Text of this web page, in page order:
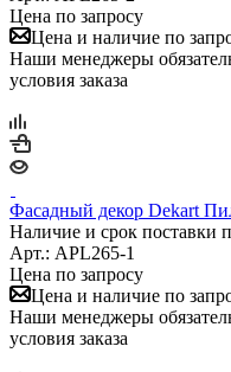
Цена по запросу
Цена и наличие по
Наши менеджеры
условия заказа
Фасадный декор Dekart
Наличие и срок поставки
Арт.: APL265-1
Цена по запросу
Цена и наличие по
Наши менеджеры
условия заказа